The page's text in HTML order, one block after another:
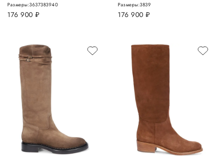
176 900 руб.
Размеры:3637383940
176 900 руб.
Размеры:3839